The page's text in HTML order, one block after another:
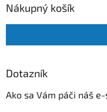
Nákupný košík
Dotazník
Ako sa Vám páči náš e-